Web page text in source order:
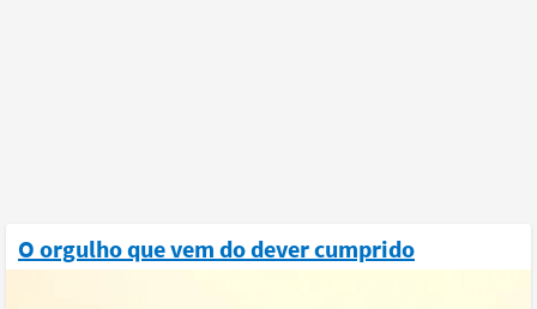
O orgulho que vem do dever cumprido